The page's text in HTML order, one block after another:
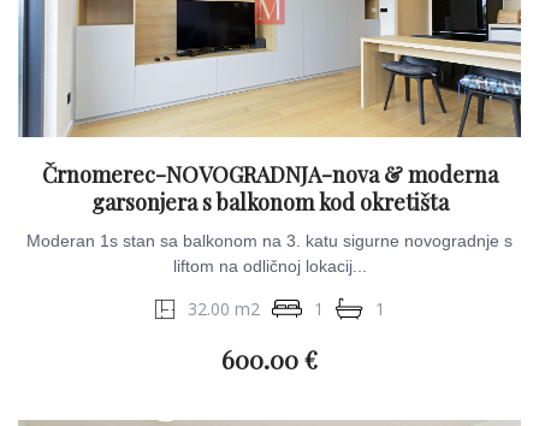
Črnomerec-NOVOGRADNJA-nova & moderna
garsonjera s balkonom kod okretišta
Moderan 1s stan sa balkonom na 3. katu sigurne novogradnje s
liftom na odličnoj lokacij...
32.00 m2 1 1
600.00 €